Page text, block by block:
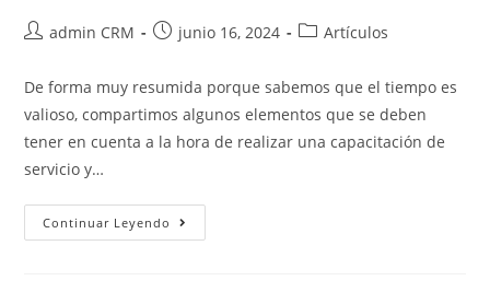
admin CRM junio 16, 2024 Artículos
De forma muy resumida porque sabemos que el tiempo es
valioso, compartimos algunos elementos que se deben
tener en cuenta a la hora de realizar una capacitación de
servicio y…
Continuar Leyendo